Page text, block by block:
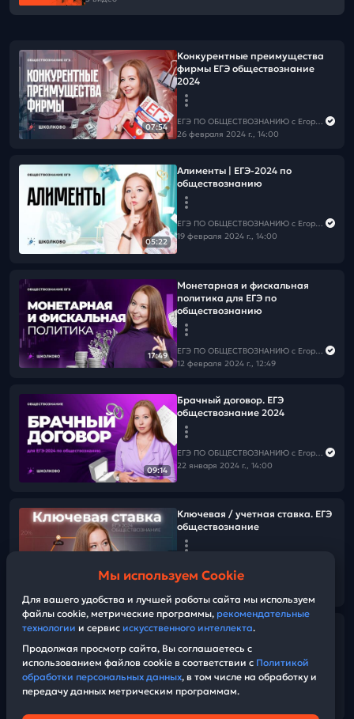
07:54
Конкурентные преимущества
фирмы ЕГЭ обществознание
2024
ЕГЭ ПО ОБЩЕСТВОЗНАНИЮ c Егором Кантом
26 февраля 2024 г., 14:00
05:22
Алименты | ЕГЭ-2024 по
обществознанию
ЕГЭ ПО ОБЩЕСТВОЗНАНИЮ c Егором Кантом
19 февраля 2024 г., 14:00
17:49
Монетарная и фискальная
политика для ЕГЭ по
обществознанию
ЕГЭ ПО ОБЩЕСТВОЗНАНИЮ c Егором Кантом
12 февраля 2024 г., 12:49
09:14
Брачный договор. ЕГЭ
обществознание 2024
ЕГЭ ПО ОБЩЕСТВОЗНАНИЮ c Егором Кантом
22 января 2024 г., 14:00
Ключевая / учетная ставка. ЕГЭ
обществознание
20 декабря 2023 г., 14:00
Все о культуре для ЕГЭ 2024 по
ЕГЭ ПО ОБЩЕСТВОЗНАНИЮ c Егором Кантом
26 ноября 2023 г., 08:49
Мы используем Cookie
Для вашего удобства и лучшей работы сайта мы используем
файлы cookie, метрические программы, рекомендательные
технологии и сервис искусственного интеллекта.
Продолжая просмотр сайта, Вы соглашаетесь с
использованием файлов cookie в соответствии с Политикой
обработки персональных данных, в том числе на обработку и
передачу данных метрическим программам.